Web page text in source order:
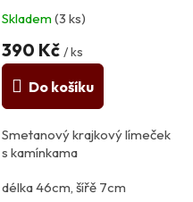
Skladem(3 ks)
390 Kč / ks
Do košíku
Smetanový krajkový límeček
s kamínkama
délka 46cm, šířě 7cm